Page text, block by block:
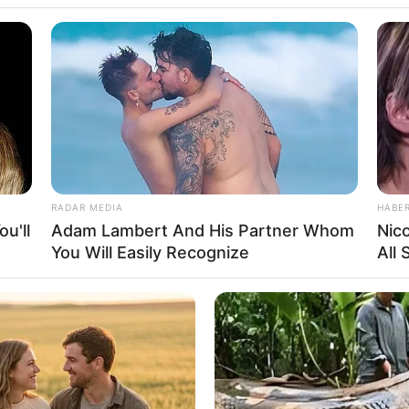
após cair do
trabalhava
telha quando sofreu a queda. O homem
RADAR MEDIA
Adam Lambert And His Partner Whom
You Will Easily Recognize
All